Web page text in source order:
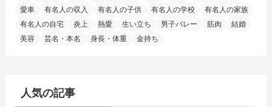
愛車
有名人の収入 有名人の子供 有名人の学校
有名人の家族
有名人の自宅
炎上 熱愛 生い立ち 男子バレー 筋肉
結婚
美容
芸名・本名 身長・体重 金持ち
人気の記事